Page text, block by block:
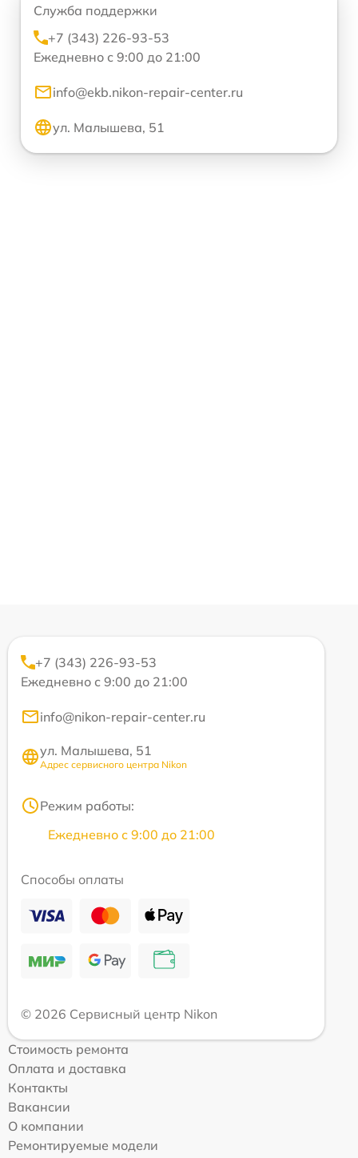
Служба поддержки
+7 (343) 226-93-53
Ежедневно с 9:00 до 21:00
info@ekb.nikon-repair-center.ru
ул. Малышева, 51
+7 (343) 226-93-53
Ежедневно с 9:00 до 21:00
info@nikon-repair-center.ru
ул. Малышева, 51
Адрес сервисного центра Nikon
Режим работы:
Ежедневно с 9:00 до 21:00
Способы оплаты
© 2026 Сервисный центр Nikon
Стоимость ремонта
Оплата и доставка
Контакты
Вакансии
О компании
Ремонтируемые модели